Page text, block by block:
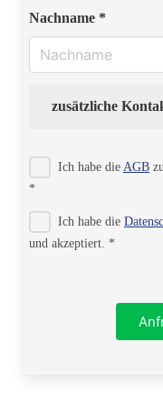
Nachname *
zusätzliche
Ich habe die AGB
*
Ich habe die
und akzeptiert. *